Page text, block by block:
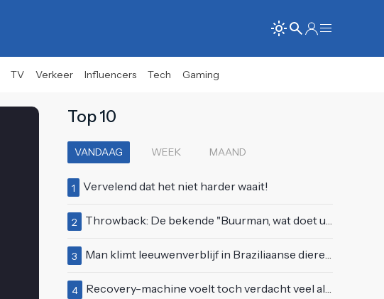
TV Verkeer Influencers Tech Gaming
Top 10
VANDAAG WEEK MAAND
1 Vervelend dat het niet harder waait!
2 Throwback: De bekende "Buurman, wat doet u nu?"-scène uit Flodder met Tatjana Šimić
3 Man klimt leeuwenverblijf in Braziliaanse dierentuin en overleeft het niet
4 Recovery-machine voelt toch verdacht veel als ander soort work-out